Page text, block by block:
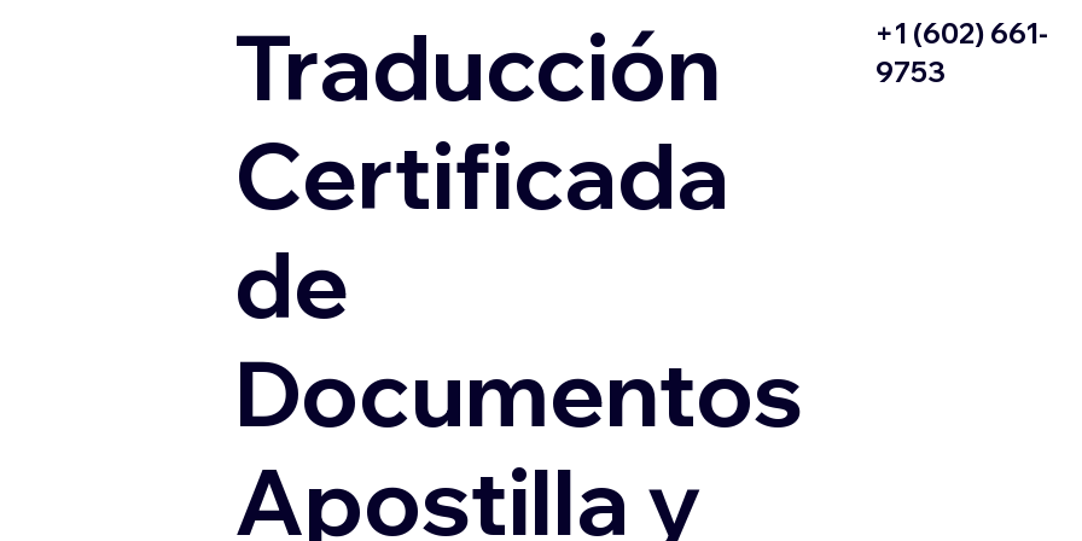
Traducción
Certificada
de
Documentos
Apostilla y
+1 (602) 661-
9753